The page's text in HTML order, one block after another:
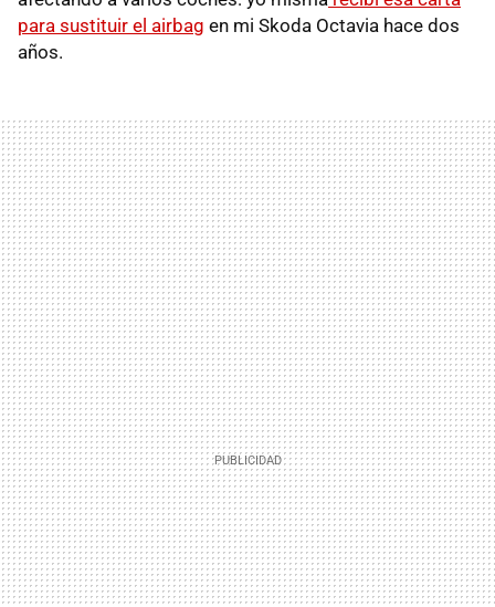
para sustituir el airbag en mi Skoda Octavia hace dos
años.